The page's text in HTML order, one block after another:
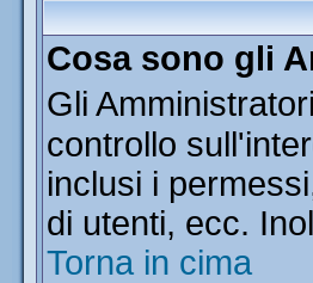
Cosa sono gli
Gli
controllo
inclusi i
di utenti, ecc.
Torna in cima